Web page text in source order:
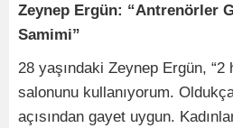
Zeynep Ergün: “Antrenörler
Samimi”
28 yaşındaki Zeynep Ergün, “2
salonunu kullanıyorum.
açısından gayet uygun.